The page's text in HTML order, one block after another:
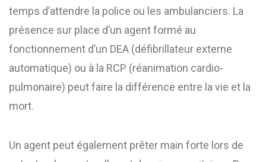
temps d’attendre la police ou les ambulanciers. La
présence sur place d’un agent formé au
fonctionnement d’un DEA (défibrillateur externe
automatique) ou à la RCP (réanimation cardio-
pulmonaire) peut faire la différence entre la vie et la
mort.
Un agent peut également prêter main forte lors de